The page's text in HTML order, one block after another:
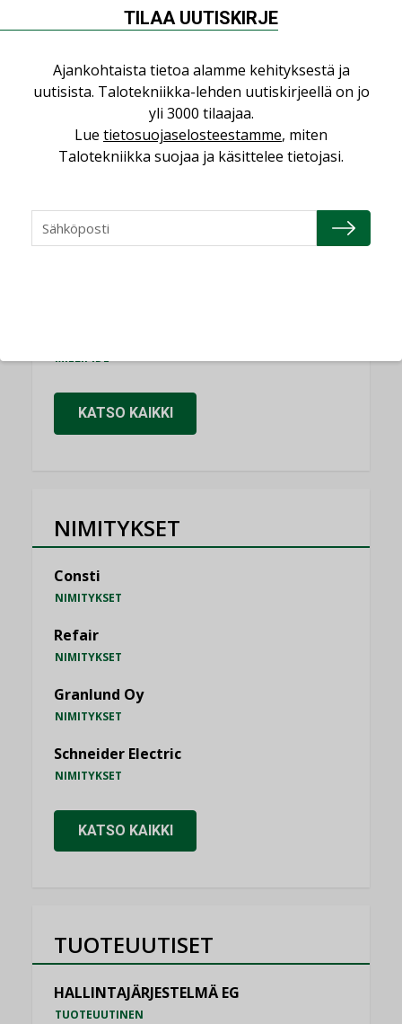
Puheista tekoihin – uusin teknologia
KOLUMNI
Sähköistäminen säästää euroja
Yli miljoona kotia on vailla toimivaa
Miten varmistetaan EPD-dokumenteista
MIELIPIDE
KATSO KAIKKI
NIMITYKSET
Consti
NIMITYKSET
Refair
NIMITYKSET
Granlund Oy
NIMITYKSET
Schneider Electric
NIMITYKSET
KATSO KAIKKI
TUOTEUUTISET
HALLINTAJÄRJESTELMÄ EG
TUOTEUUTINEN
TILAA UUTISKIRJE
Ajankohtaista tietoa alamme kehityksestä ja
uutisista. Talotekniikka-lehden uutiskirjeellä on jo
yli 3000 tilaajaa.
Lue tietosuojaselosteestamme, miten
Talotekniikka suojaa ja käsittelee tietojasi.